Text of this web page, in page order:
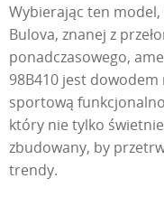
Wybierając ten
Bulova, znanej z
ponadczasowego,
98B410 jest dowodem
sportową
który nie tylko
zbudowany, by
trendy.